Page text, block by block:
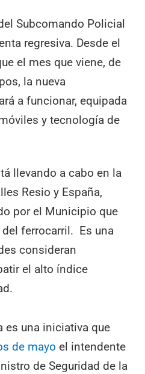
Subcomando Policial
regresiva. Desde el
el mes que viene, de
la nueva
a funcionar, equipada
y tecnología de
llevando a cabo en la
Resio y España,
por el Municipio que
ferrocarril. Es una
consideran
el alto índice
es una iniciativa que
de mayo el intendente
de Seguridad de la